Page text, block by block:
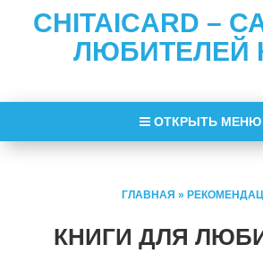
CHITAICARD –
ЛЮБИТЕЛЕЙ
ОТКРЫТЬ МЕНЮ
ГЛАВНАЯ »
КНИГИ ДЛЯ